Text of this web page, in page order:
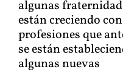
algunas
están creciendo
profesiones que
se están
algunas nuevas